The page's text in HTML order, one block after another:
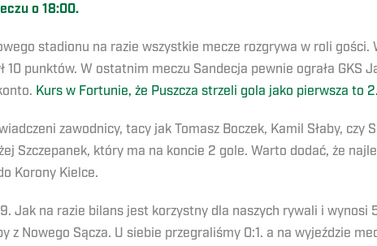
o 18:00.
stadionu na razie wszystkie mecze rozgrywa w roli
10 punktów. W ostatnim meczu Sandecja pewnie ograła GKS
Kurs w Fortunie, że Puszcza strzeli gola jako pierwsza to
zawodnicy, tacy jak Tomasz Boczek, Kamil Słaby, czy
Szczepanek, który ma na koncie 2 gole. Warto dodać, że
Korony Kielce.
Jak na razie bilans jest korzystny dla naszych rywali i
z Nowego Sącza. U siebie przegraliśmy 0:1. a na wyjeździe